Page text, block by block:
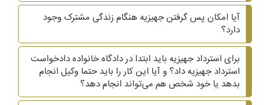
آیا امکان پس گرفتن جهیزیه هنگام زندگی مشترک وجود
دارد؟
برای استرداد جهیزیه باید ابتدا در دادگاه خانواده دادخواست
استرداد جهیزیه داد؟ و آیا این کار را باید حتما وکیل انجام
بدهد یا خود شخص هم می‌تواند انجام دهد؟